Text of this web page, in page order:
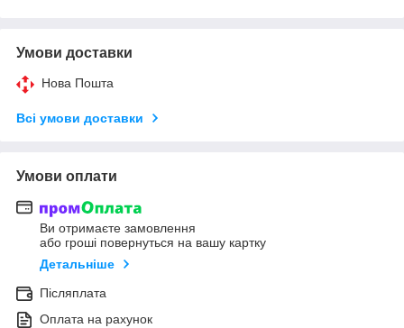
Умови доставки
Нова Пошта
Всі умови доставки
Умови оплати
Ви отримаєте замовлення
або гроші повернуться на вашу картку
Детальніше
Післяплата
Оплата на рахунок